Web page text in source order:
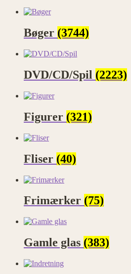
Bøger (3744)
DVD/CD/Spil (2223)
Figurer (321)
Fliser (40)
Frimærker (75)
Gamle glas (383)